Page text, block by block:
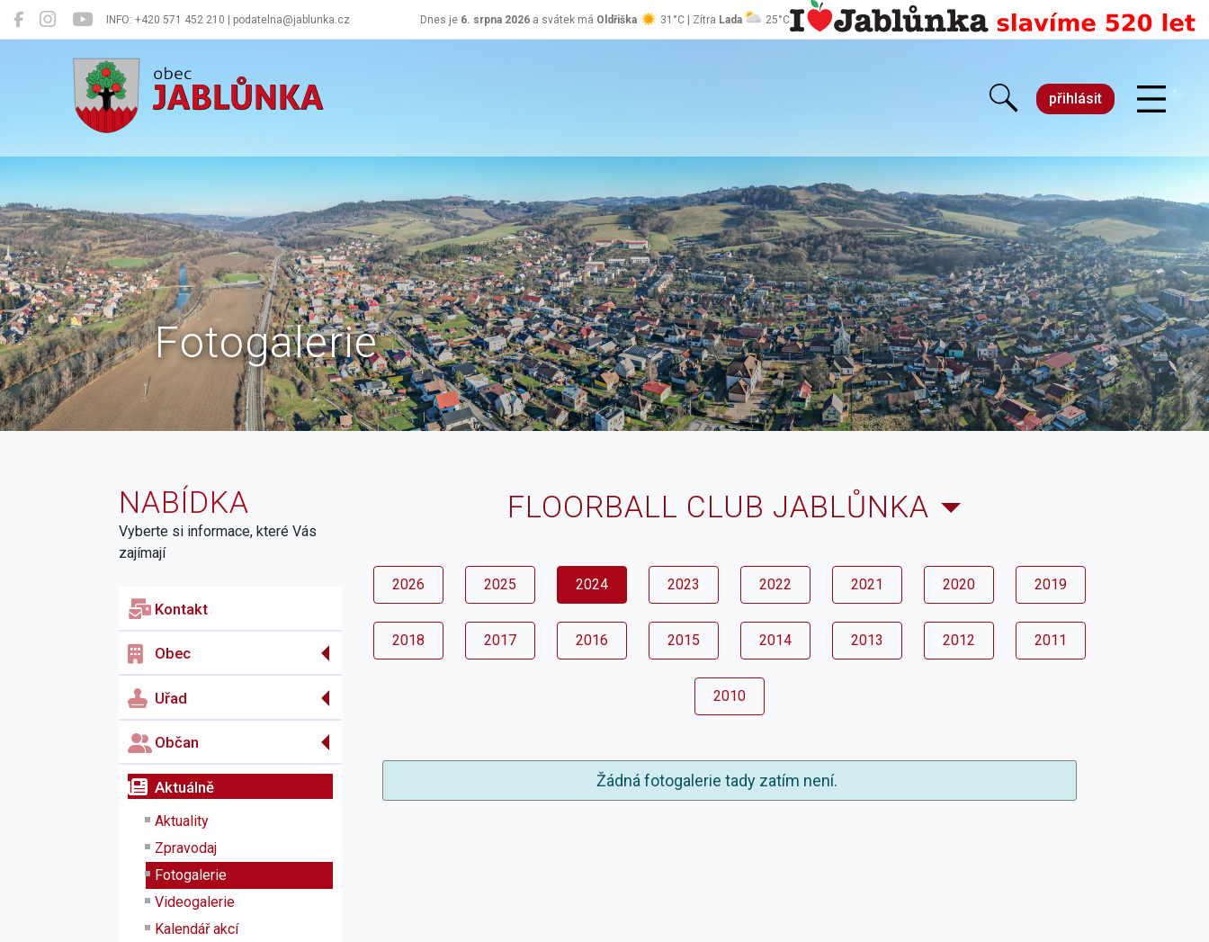
INFO: +420 571 452 210 | podatelna@jablunka.cz Dnes je 6. srpna 2026a svátek má Oldřiška 31°C | Zítra Lada 25°C
Jablůnka
přihlásit
Fotogalerie
NABÍDKA
Vyberte si informace, které Vás
zajímají
Kontakt
Obec
Uřad
Občan
Aktuálně
Aktuality
Zpravodaj
Fotogalerie
Videogalerie
Kalendář akcí
FLOORBALL CLUB JABLŮNKA
2026 2025 2024 2023 2022 2021 2020 2019
2018 2017 2016 2015 2014 2013 2012 2011
2010
Žádná fotogalerie tady zatím není.